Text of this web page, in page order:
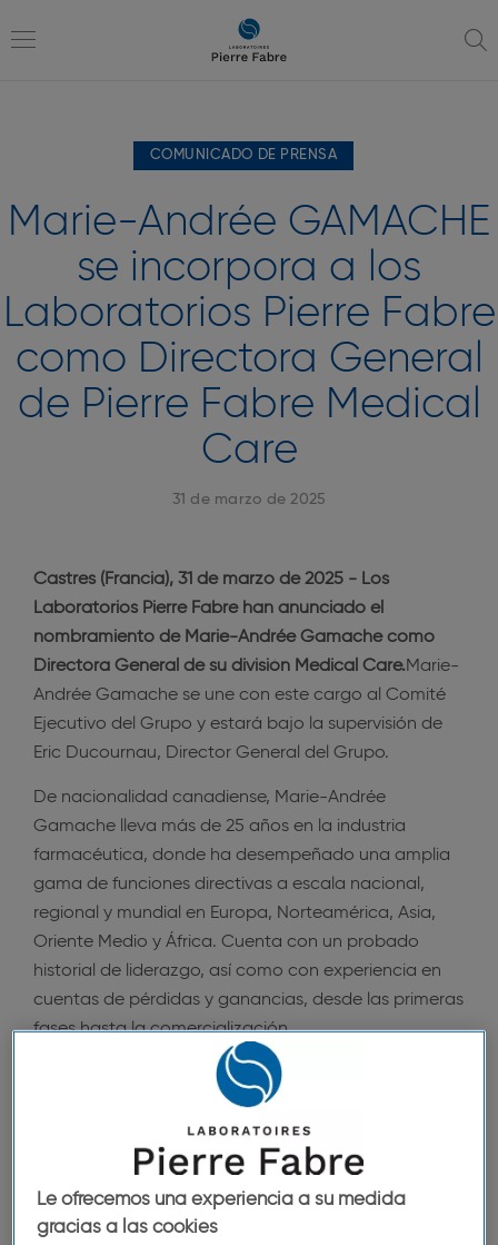
a
al
COMUNICADO DE PRENSA
Marie-Andrée GAMACHE
se incorpora a los
Laboratorios Pierre Fabre
como Directora General
de Pierre Fabre Medical
Care
31 de marzo de 2025
Castres (Francia), 31 de marzo de 2025 - Los
Laboratorios Pierre Fabre han anunciado el
nombramiento de Marie-Andrée Gamache como
Directora General de su división Medical Care.Marie-
Andrée Gamache se une con este cargo al Comité
Ejecutivo del Grupo y estará bajo la supervisión de
Eric Ducournau, Director General del Grupo.
De nacionalidad canadiense, Marie-Andrée
Gamache lleva más de 25 años en la industria
farmacéutica, donde ha desempeñado una amplia
gama de funciones directivas a escala nacional,
regional y mundial en Europa, Norteamérica, Asia,
Oriente Medio y África. Cuenta con un probado
historial de liderazgo, así como con experiencia en
cuentas de pérdidas y ganancias, desde las primeras
fases hasta la comercialización.
Antes de incorporarse a Pierre Fabre, Marie-Andrée
fue Presidenta y Directora General de Novartis para
el Reino Unido e Irlanda. Anteriormente, se había
reincorporado a Novartis en 2019 como responsable
de la división de Oncología para la región de Oriente
Medio y África, tras pasar cuatro años en Merck
Le ofrecemos una experiencia a su medida
gracias a las cookies